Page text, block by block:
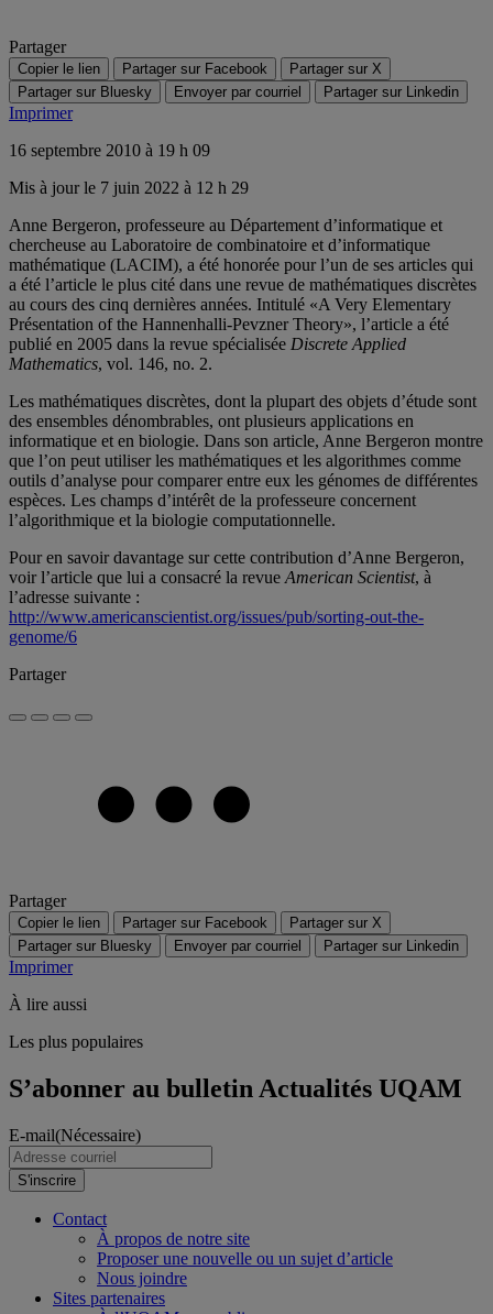
Partager
Copier le lien Partager sur Facebook
Partager sur X
Partager sur Bluesky
Envoyer par courriel Partager sur Linkedin
Imprimer
16 septembre 2010 à 19 h 09
Mis à jour le 7 juin 2022 à 12 h 29
Anne Bergeron, professeure au Département d’informatique et
chercheuse au Laboratoire de combinatoire et d’informatique
mathématique (LACIM), a été honorée pour l’un de ses articles qui
a été l’article le plus cité dans une revue de mathématiques discrètes
au cours des cinq dernières années. Intitulé «A Very Elementary
Présentation of the Hannenhalli-Pevzner Theory», l’article a été
publié en 2005 dans la revue spécialisée Discrete Applied
Mathematics, vol. 146, no. 2.
Les mathématiques discrètes, dont la plupart des objets d’étude sont
des ensembles dénombrables, ont plusieurs applications en
informatique et en biologie. Dans son article, Anne Bergeron montre
que l’on peut utiliser les mathématiques et les algorithmes comme
outils d’analyse pour comparer entre eux les génomes de différentes
espèces. Les champs d’intérêt de la professeure concernent
l’algorithmique et la biologie computationnelle.
Pour en savoir davantage sur cette contribution d’Anne Bergeron,
voir l’article que lui a consacré la revueAmerican Scientist, à
l’adresse suivante :
http://www.americanscientist.org/issues/pub/sorting-out-the-
genome/6
Partager
Partager
Copier le lien Partager sur Facebook
Partager sur X
Partager sur Bluesky
Envoyer par courriel Partager sur Linkedin
Imprimer
À lire aussi
Les plus populaires
S’abonner au bulletin Actualités UQAM
E-mail(Nécessaire)
S'inscrire
Contact
À propos de notre site
Proposer une nouvelle ou un sujet d’article
Nous joindre
Sites partenaires